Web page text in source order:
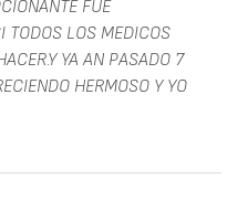
FUE
TODOS LOS MEDICOS
YA AN PASADO 7
HERMOSO Y YO